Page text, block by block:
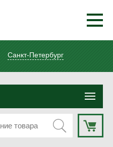
Санкт-Петербург